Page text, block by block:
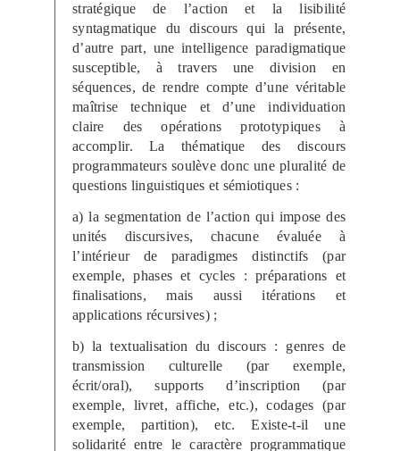
stratégique de l’action et la lisibilité
syntagmatique du discours qui la présente,
d’autre part, une intelligence paradigmatique
susceptible, à travers une division en
séquences, de rendre compte d’une véritable
maîtrise technique et d’une individuation
claire des opérations prototypiques à
accomplir. La thématique des discours
programmateurs soulève donc une pluralité de
questions linguistiques et sémiotiques :
a) la segmentation de l’action qui impose des
unités discursives, chacune évaluée à
l’intérieur de paradigmes distinctifs (par
exemple, phases et cycles : préparations et
finalisations, mais aussi itérations et
applications récursives) ;
b) la textualisation du discours : genres de
transmission culturelle (par exemple,
écrit/oral), supports d’inscription (par
exemple, livret, affiche, etc.), codages (par
exemple, partition), etc. Existe-t-il une
solidarité entre le caractère programmatique